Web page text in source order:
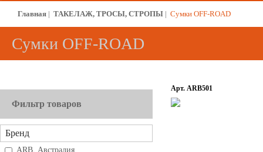
Главная | ТАКЕЛАЖ, ТРОСЫ, СТРОПЫ | Сумки OFF-ROAD
Сумки OFF-ROAD
Фильтр товаров
Бренд
ARB, Австралия
Арт. ARB501